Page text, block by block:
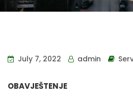
July 7, 2022 admin
OBAVJEŠTENJE